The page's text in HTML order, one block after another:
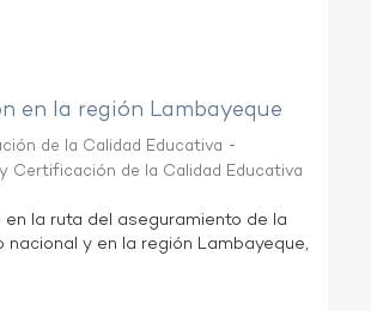
en la región Lambayeque
de la Calidad Educativa -
Certificación de la Calidad Educativa
la ruta del aseguramiento de la
y en la región Lambayeque,